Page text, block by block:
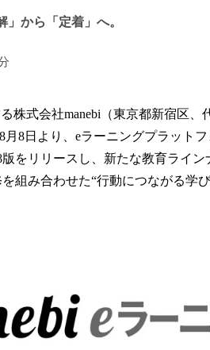
」から「定着」へ。
株式会社manebi（東京都新宿区、
8日より、eラーニングプラットフ
をリリースし、新たな教育ライ
組み合わせた“行動につながる学